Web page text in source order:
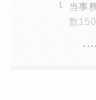
当事
数